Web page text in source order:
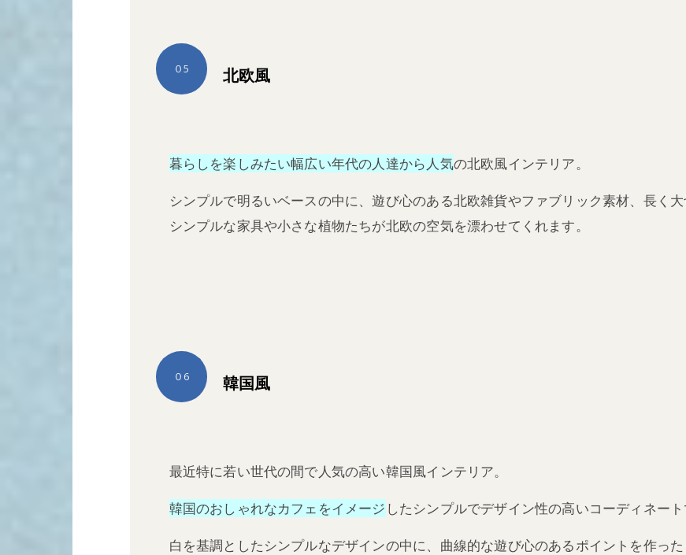
北欧風
０5
暮らしを楽しみたい幅広い年代の人達から人気の北欧風インテリア。
シンプルで明るいベースの中に、遊び心のある北欧雑貨やファブリック素材、長く
シンプルな家具や小さな植物たちが北欧の空気を漂わせてくれます。
韓国風
０6
最近特に若い世代の間で人気の高い韓国風インテリア。
韓国のおしゃれなカフェをイメージ したシンプルでデザイン性の高いコーディネート
白を基調としたシンプルなデザインの中に、曲線的な遊び心のあるポイントを作っ